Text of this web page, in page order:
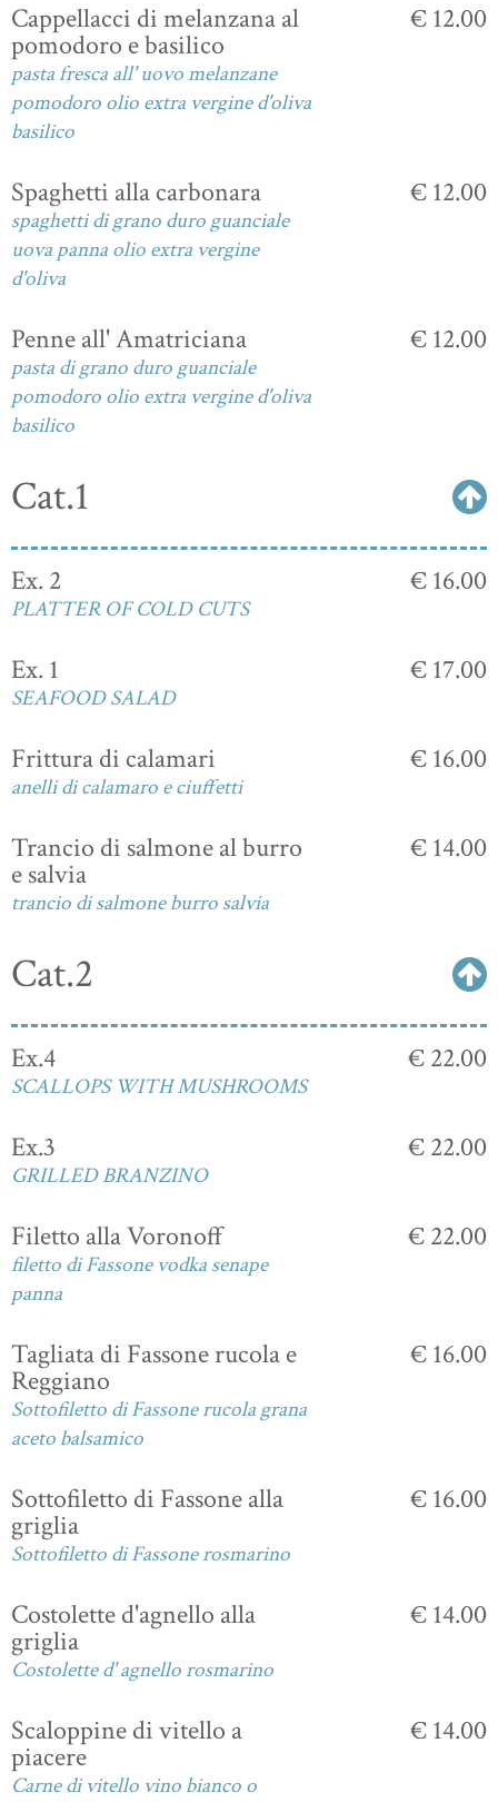
Cappellacci di melanzana al
pomodoro e basilico
pasta fresca all' uovo melanzane
pomodoro olio extra vergine d'oliva
basilico
€ 12.00
Spaghetti alla carbonara
spaghetti di grano duro guanciale
uova panna olio extra vergine
d'oliva
€ 12.00
Penne all' Amatriciana
pasta di grano duro guanciale
pomodoro olio extra vergine d'oliva
basilico
€ 12.00
Cat.1
Ex. 2
PLATTER OF COLD CUTS
€ 16.00
Ex. 1
SEAFOOD SALAD
€ 17.00
Frittura di calamari
anelli di calamaro e ciuffetti
€ 16.00
Trancio di salmone al burro
e salvia
trancio di salmone burro salvia
€ 14.00
Cat.2
Ex.4
SCALLOPS WITH MUSHROOMS
€ 22.00
Ex.3
GRILLED BRANZINO
€ 22.00
Filetto alla Voronoff
filetto di Fassone vodka senape
panna
€ 22.00
Tagliata di Fassone rucola e
Reggiano
Sottofiletto di Fassone rucola grana
aceto balsamico
€ 16.00
Sottofiletto di Fassone alla
griglia
Sottofiletto di Fassone rosmarino
€ 16.00
Costolette d'agnello alla
griglia
Costolette d' agnello rosmarino
€ 14.00
Scaloppine di vitello a
piacere
Carne di vitello vino bianco o
€ 14.00